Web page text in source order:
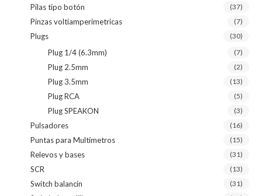
Pilas tipo botón (37)
Pinzas voltiamperimetricas (7)
Plugs (30)
Plug 1/4 (6.3mm) (7)
Plug 2.5mm (2)
Plug 3.5mm (13)
Plug RCA (5)
Plug SPEAKON (3)
Pulsadores (16)
Puntas para Multímetros (15)
Relevos y bases (31)
SCR (13)
Switch balancin (31)